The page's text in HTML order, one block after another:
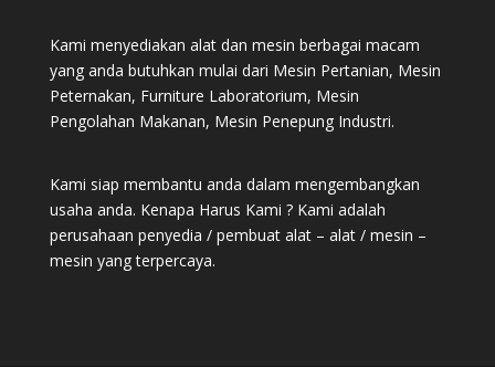
Kami menyediakan alat dan mesin berbagai macam
yang anda butuhkan mulai dari Mesin Pertanian, Mesin
Peternakan, Furniture Laboratorium, Mesin
Pengolahan Makanan, Mesin Penepung Industri.
Kami siap membantu anda dalam mengembangkan
usaha anda. Kenapa Harus Kami ? Kami adalah
perusahaan penyedia / pembuat alat – alat / mesin –
mesin yang terpercaya.